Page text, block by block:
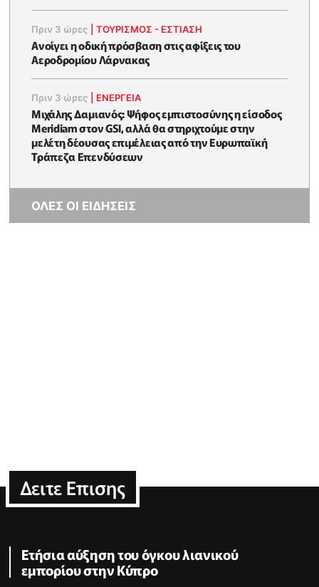
Πριν 3 ώρες |ΤΟΥΡΙΣΜΟΣ - ΕΣΤΙΑΣΗ
Ανοίγει η οδική πρόσβαση στις αφίξεις του
Αεροδρομίου Λάρνακας
Πριν 3 ώρες ΕΝΈΡΓΕΙΑ
Μιχάλης Δαμιανός: Ψήφος εμπιστοσύνης η είσοδος
Meridiam στον GSI, αλλά θα στηριχτούμε στην
μελέτη δέουσας επιμέλειας από την Ευρωπαϊκή
Τράπεζα Επενδύσεων
ΟΛΕΣ ΟΙ ΕΙΔΗΣΕΙΣ
Δειτε Επισης
Ετήσια αύξηση του όγκου λιανικού
εμπορίου στην Κύπρο